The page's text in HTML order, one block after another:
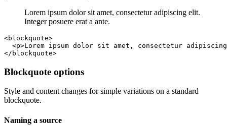
Lorem ipsum dolor sit amet, consectetur adipiscing elit.
Integer posuere erat a ante.
<blockquote>
<p>Lorem ipsum dolor sit amet, consectetur
</blockquote>
Blockquote options
Style and content changes for simple variations on a standard
blockquote.
Naming a source